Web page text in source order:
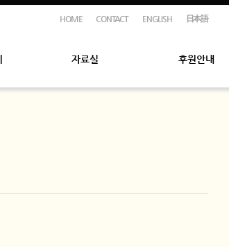
HOME CONTACT ENGLISH 日本語
자료실 후원안내